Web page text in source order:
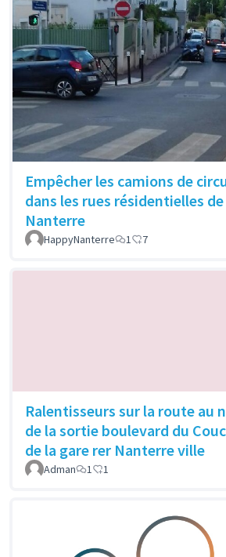
Empêcher les camions de
dans les rues résidentielles de
Nanterre
HappyNanterre 1 7
Ralentisseurs sur la route au
de la sortie boulevard du
de la gare rer Nanterre ville
Adman 1 1